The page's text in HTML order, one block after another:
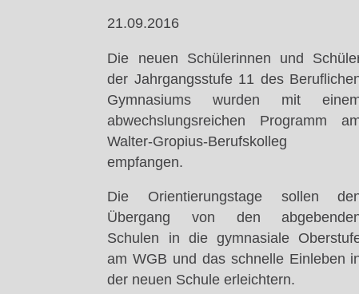
21.09.2016
Die neuen Schülerinnen und
der Jahrgangsstufe 11 des
Gymnasiums wurden mit
abwechslungsreichen Programm
Walter-Gropius-Berufskolleg
empfangen.
Die Orientierungstage sollen
Übergang von den
Schulen in die gymnasiale
am WGB und das schnelle Einleben
der neuen Schule erleichtern.